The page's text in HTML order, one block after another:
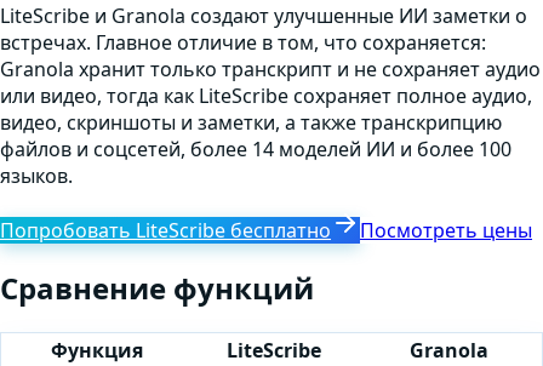
LiteScribe и Granola создают улучшенные ИИ заметки о
встречах. Главное отличие в том, что сохраняется:
Granola хранит только транскрипт и не сохраняет аудио
или видео, тогда как LiteScribe сохраняет полное аудио,
видео, скриншоты и заметки, а также транскрипцию
файлов и соцсетей, более 14 моделей ИИ и более 100
языков.
Попробовать LiteScribe бесплатно Посмотреть цены
Сравнение функций
Функция LiteScribe
Granola